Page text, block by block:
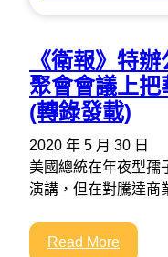
《衛報》特
聚會會議上把
(轉錄發載)
2020 年 5 月 30 日
美國總統在年夜型孺
演講，但在對騰達商
Read More